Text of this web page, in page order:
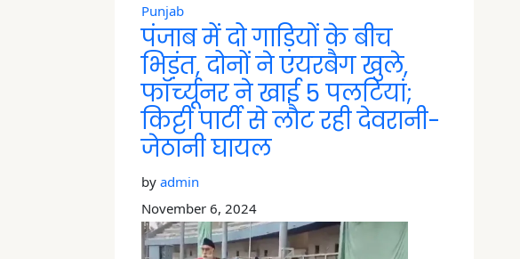
Punjab
पंजाब में दो गाड़ियों के बीच
भिड़ंत, दोनों ने एयरबैग खुले,
फॉर्च्यूनर ने खाई 5 पलटियां;
किट्टी पार्टी से लौट रही देवरानी-
जेठानी घायल
by admin
November 6, 2024